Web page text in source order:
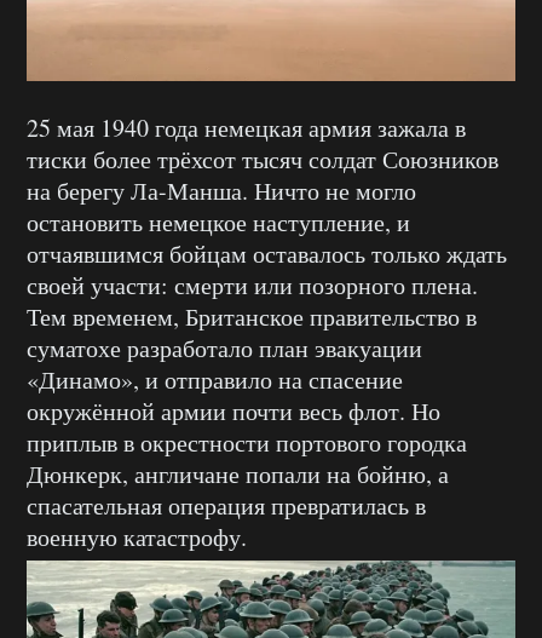
25 мая 1940 года немецкая армия зажала в
тиски более трёхсот тысяч солдат Союзников
на берегу Ла-Манша. Ничто не могло
остановить немецкое наступление, и
отчаявшимся бойцам оставалось только ждать
своей участи: смерти или позорного плена.
Тем временем, Британское правительство в
суматохе разработало план эвакуации
«Динамо», и отправило на спасение
окружённой армии почти весь флот. Но
приплыв в окрестности портового городка
Дюнкерк, англичане попали на бойню, а
спасательная операция превратилась в
военную катастрофу.